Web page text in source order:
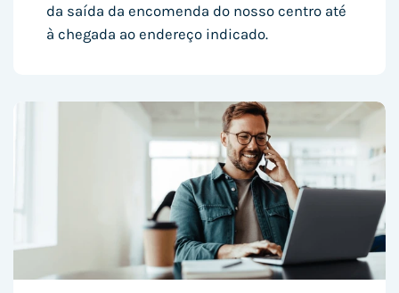
da saída da encomenda do nosso centro até
à chegada ao endereço indicado.